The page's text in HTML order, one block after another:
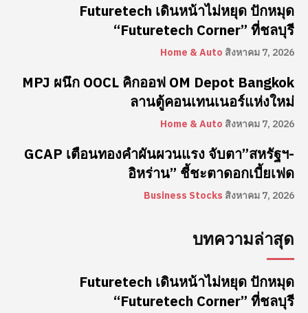
Futuretech เดินหน้าไม่หยุด ปักหมุด
“Futuretech Corner” ที่ชลบุรี
Home & Auto สิงหาคม 7, 2026
MPJ ผนึก OOCL คิกออฟ OM Depot Bangkok
ลานตู้คอนเทนเนอร์แห่งใหม่
Home & Auto สิงหาคม 7, 2026
GCAP เตือนทองคำผันผวนแรง จับตา”สหรัฐฯ-
อิหร่าน” ชี้ชะตาดอกเบี้ยเฟด
Business Stocks สิงหาคม 7, 2026
บทความล่าสุด
Futuretech เดินหน้าไม่หยุด ปักหมุด
“Futuretech Corner” ที่ชลบุรี